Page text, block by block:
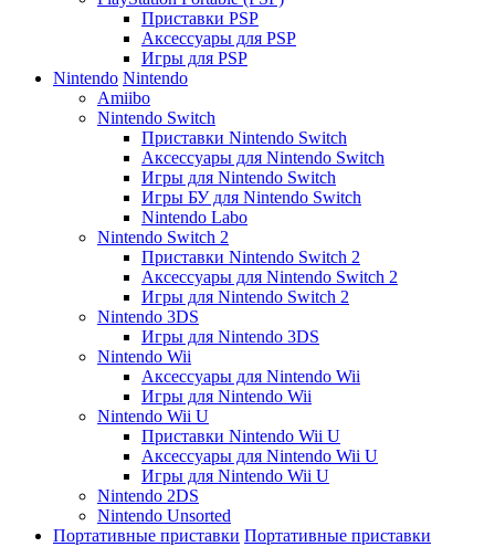
Приставки PSP
Аксессуары для PSP
Игры для PSP
Nintendo Nintendo
Amiibo
Nintendo Switch
Приставки Nintendo Switch
Аксессуары для Nintendo Switch
Игры для Nintendo Switch
Игры БУ для Nintendo Switch
Nintendo Labo
Nintendo Switch 2
Приставки Nintendo Switch 2
Аксессуары для Nintendo Switch 2
Игры для Nintendo Switch 2
Nintendo 3DS
Игры для Nintendo 3DS
Nintendo Wii
Аксессуары для Nintendo Wii
Игры для Nintendo Wii
Nintendo Wii U
Приставки Nintendo Wii U
Аксессуары для Nintendo Wii U
Игры для Nintendo Wii U
Nintendo 2DS
Nintendo Unsorted
Портативные приставки Портативные приставки